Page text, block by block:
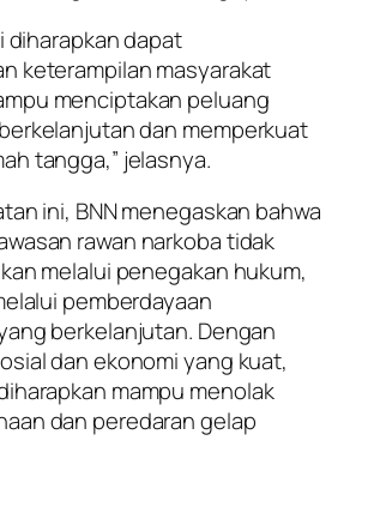
diharapkan dapat
keterampilan masyarakat
menciptakan peluang
dan memperkuat
tangga,” jelasnya.
ini, BNN menegaskan bahwa
rawan narkoba tidak
melalui penegakan hukum,
pemberdayaan
berkelanjutan. Dengan
dan ekonomi yang kuat,
mampu menolak
dan peredaran gelap